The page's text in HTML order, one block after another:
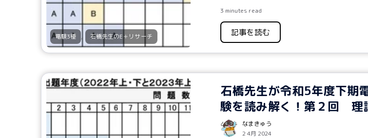
電験3種 , 石橋先生のE＋リサーチ
3 minutes read
記事を読む
石橋先生が令和5年度下期
験を読み解く！第２回 理
なまきゅう
2 4月 2024